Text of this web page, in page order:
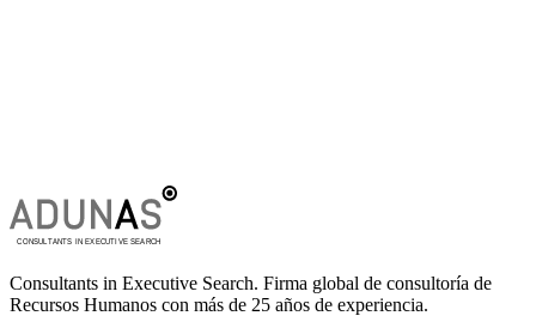
Ver proceso y envío
Consultants in Executive Search. Firma global de consultoría de
Recursos Humanos con más de 25 años de experiencia.